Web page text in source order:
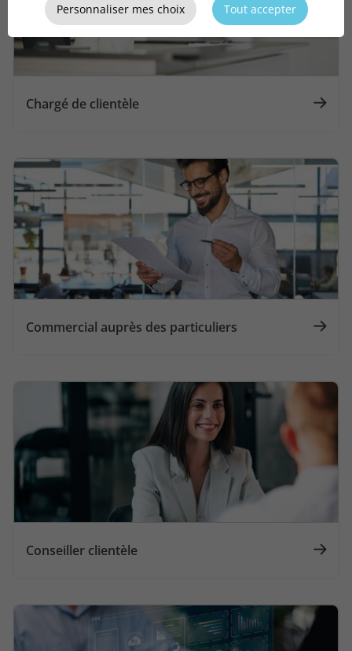
Chargé de clientèle
Commercial auprès des particuliers
Conseiller clientèle
Personnaliser mes choix Tout accepter